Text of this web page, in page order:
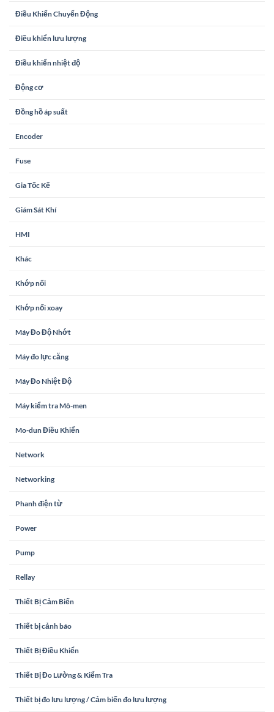
Điều Khiển Chuyển Động
Điều khiển lưu lượng
Điều khiển nhiệt độ
Động cơ
Đồng hồ áp suất
Encoder
Fuse
Gia Tốc Kế
Giám Sát Khí
HMI
Khác
Khớp nối
Khớp nối xoay
Máy Đo Độ Nhớt
Máy đo lực căng
Máy Đo Nhiệt Độ
Máy kiểm tra Mô-men
Mo-dun Điều Khiển
Network
Networking
Phanh điện từ
Power
Pump
Rellay
Thiết Bị Cảm Biến
Thiết bị cảnh báo
Thiết Bị Điều Khiển
Thiết Bị Đo Lường & Kiểm Tra
Thiết bị đo lưu lượng / Cảm biến đo lưu lượng